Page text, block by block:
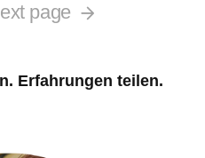
page
Erfahrungen teilen.